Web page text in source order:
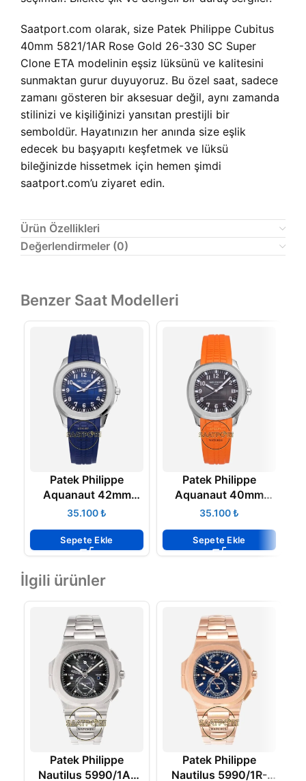
Saatport.com olarak, size Patek Philippe Cubitus
40mm 5821/1AR Rose Gold 26-330 SC Super
Clone ETA modelinin eşsiz lüksünü ve kalitesini
sunmaktan gurur duyuyoruz. Bu özel saat, sadece
zamanı gösteren bir aksesuar değil, aynı zamanda
stilinizi ve kişiliğinizi yansıtan prestijli bir
semboldür. Hayatınızın her anında size eşlik
edecek bu başyapıtı keşfetmek ve lüksü
bileğinizde hissetmek için hemen şimdi
saatport.com’u ziyaret edin.
Ürün Özellikleri
Değerlendirmeler (0)
Benzer Saat Modelleri
Patek Philippe
Aquanaut 42mm
5168G Mavi Kadran
₺
Sepete Ekle
Patek Philippe
Aquanaut 40mm
5167A Turuncu
ETA
₺
Sepete Ekle
İlgili ürünler
Patek Philippe
Nautilus 5990/1A-
Patek Philippe
Nautilus 5990/1R-